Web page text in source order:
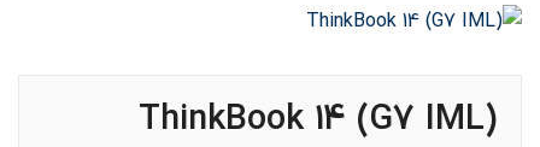
(ThinkBook 14 (G7 IML